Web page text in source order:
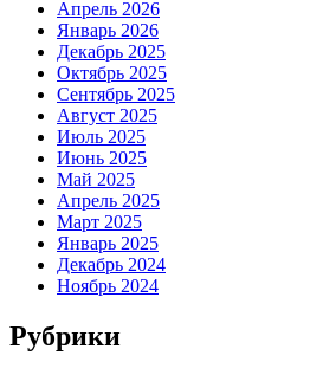
Апрель 2026
Январь 2026
Декабрь 2025
Октябрь 2025
Сентябрь 2025
Август 2025
Июль 2025
Июнь 2025
Май 2025
Апрель 2025
Март 2025
Январь 2025
Декабрь 2024
Ноябрь 2024
Рубрики